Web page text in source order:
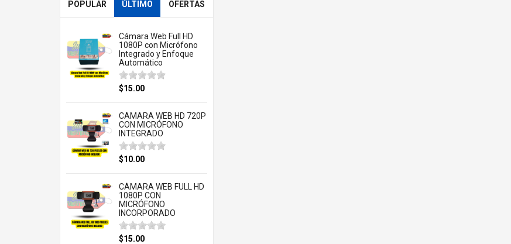
POPULAR ÚLTIMO OFERTAS
Cámara Web Full HD
1080P con Micrófono
Integrado y Enfoque
Automático
$15.00
CÁMARA WEB HD 720P
CON MICRÓFONO
INTEGRADO
$10.00
CÁMARA WEB FULL HD
1080P CON
MICRÓFONO
INCORPORADO
$15.00